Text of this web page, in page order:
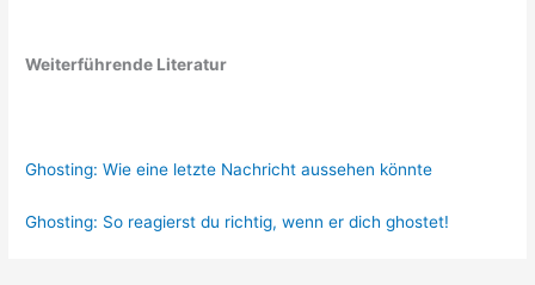
Weiterführende Literatur
Ghosting: Wie eine letzte Nachricht aussehen könnte
Ghosting: So reagierst du richtig, wenn er dich ghostet!